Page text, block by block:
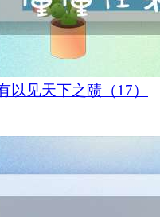
以见天下之赜（17）